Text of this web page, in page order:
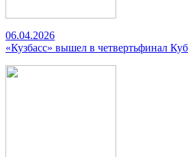
06.04.2026
«Кузбасс» вышел в четвертьфинал